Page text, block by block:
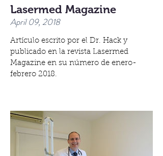
Lasermed Magazine
April 09, 2018
Artículo escrito por el Dr. Hack y
publicado en la revista Lasermed
Magazine en su número de enero-
febrero 2018.